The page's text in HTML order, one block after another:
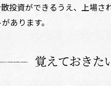
投資ができるうえ、上場
あります。
覚えておきた